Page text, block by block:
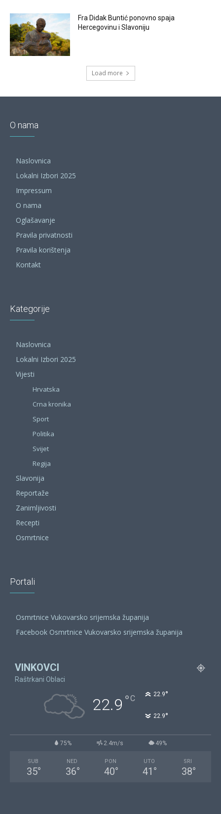
Fra Didak Buntić ponovno spaja
Hercegovinu i Slavoniju
Load more
O nama
Naslovnica
Lokalni Izbori 2025
Impressum
O nama
Oglašavanje
Pravila privatnosti
Pravila korištenja
Kontakt
Kategorije
Naslovnica
Lokalni Izbori 2025
Vijesti
Hrvatska
Crna kronika
Sport
Politika
Svijet
Regija
Slavonija
Reportaže
Zanimljivosti
Recepti
Osmrtnice
Portali
Osmrtnice Vukovarsko srijemska županija
Facebook Osmrtnice Vukovarsko srijemska županija
VINKOVCI
Raštrkani Oblaci
22.9 °C 22.9°
22.9°
75% 2.4m/s 49%
SUB
35°
NED
36°
PON
40°
UTO
41 °
SRI
38°